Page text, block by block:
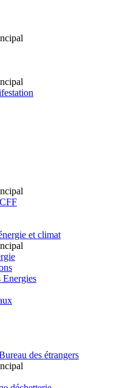
et climat
Energies
des étrangers